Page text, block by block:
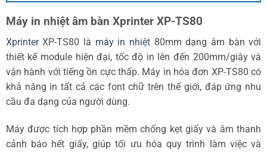
Máy in nhiệt âm bàn Xprinter XP-TS80
XprinterXP-TS80 là máy in nhiệt 80mm dạng âm bàn với
thiết kế module hiện đại, tốc độ in lên đến 200mm/giây và
vận hành với tiếng ồn cực thấp. Máy in hóa đơn XP-TS80 có
khả năng in tất cả các font chữ trên thế giới, đáp ứng nhu
cầu đa dạng của người dùng.
Máy được tích hợp phần mềm chống kẹt giấy và âm thanh
cảnh báo hết giấy, giúp tối ưu hóa quy trình làm việc và